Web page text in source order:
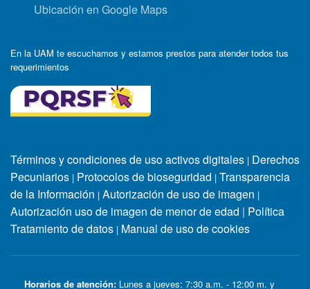
Ubicación en Google Maps
En la UAM te escuchamos y estamos prestos para atender todos tus
requerimientos
Términos y condiciones de uso activos digitales | Derechos
Pecuniarios | Protocolos de bioseguridad | Transparencia
de la Información | Autorización de uso de imagen |
Autorización uso de imagen de menor de edad | Política
Tratamiento de datos | Manual de uso de cookies
Horarios de atención: Lunes a jueves: 7:30 a.m. - 12:00 m. y